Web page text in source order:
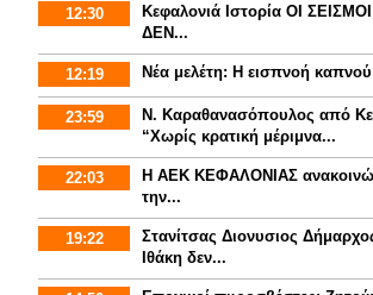
12:30
Κεφαλονιά Ιστορία ΟΙ
ΔΕΝ...
12:19 Νέα μελέτη: Η εισπνοή
23:59
Ν. Καραθανασόπουλος από
“Χωρίς κρατική μέριμνα...
22:03
Η ΑΕΚ ΚΕΦΑΛΟΝΙΑΣ
την...
19:22
Στανίτσας Διονυσιος
Ιθάκη δεν...